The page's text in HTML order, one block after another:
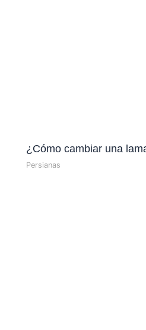
¿Cómo cambiar una
Persianas